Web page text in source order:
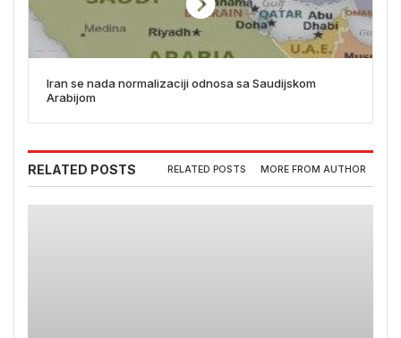
Iran se nada normalizaciji odnosa sa Saudijskom
Arabijom
RELATED POSTS RELATED POSTS MORE FROM AUTHOR